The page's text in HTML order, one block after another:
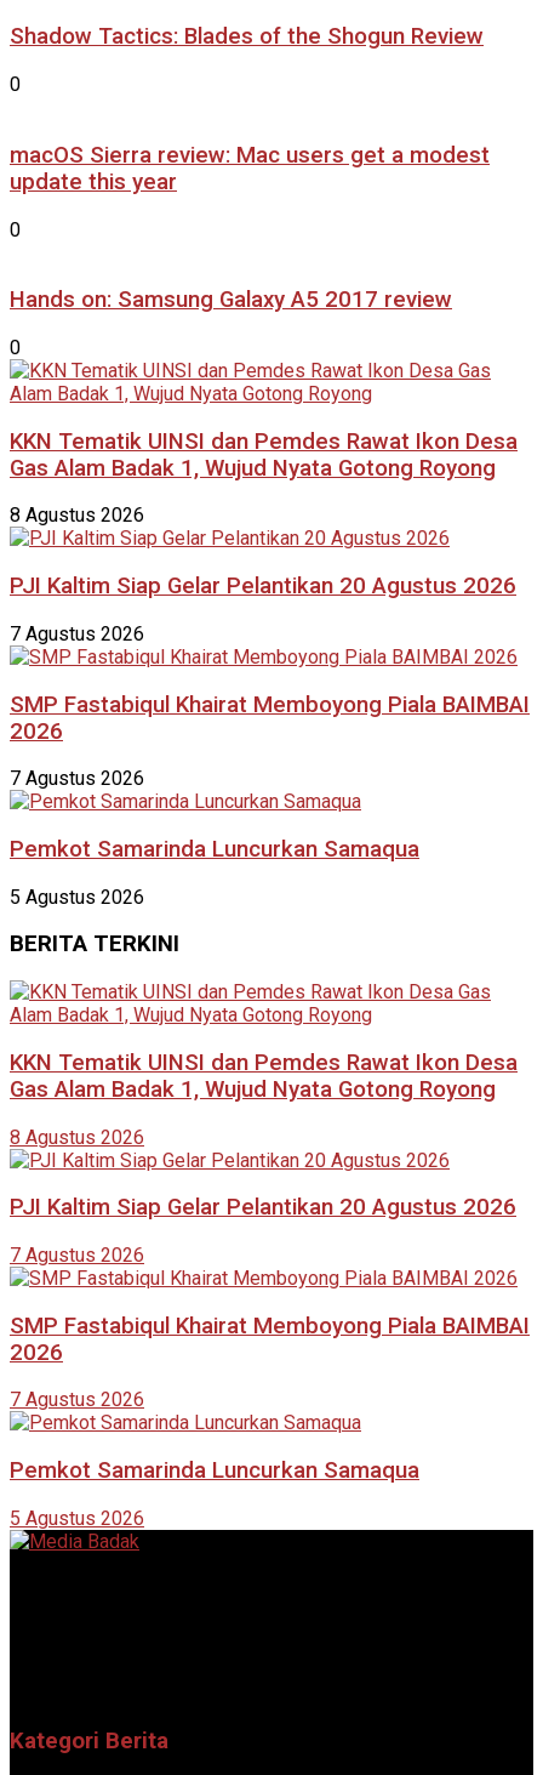
Shadow Tactics: Blades of the Shogun Review
0
macOS Sierra review: Mac users get a modest
update this year
0
Hands on: Samsung Galaxy A5 2017 review
0
KKN Tematik UINSI dan Pemdes Rawat Ikon Desa
Gas Alam Badak 1, Wujud Nyata Gotong Royong
8 Agustus 2026
PJI Kaltim Siap Gelar Pelantikan 20 Agustus 2026
7 Agustus 2026
SMP Fastabiqul Khairat Memboyong Piala BAIMBAI
2026
7 Agustus 2026
Pemkot Samarinda Luncurkan Samaqua
5 Agustus 2026
BERITA TERKINI
KKN Tematik UINSI dan Pemdes Rawat Ikon Desa
Gas Alam Badak 1, Wujud Nyata Gotong Royong
8 Agustus 2026
PJI Kaltim Siap Gelar Pelantikan 20 Agustus 2026
7 Agustus 2026
SMP Fastabiqul Khairat Memboyong Piala BAIMBAI
2026
7 Agustus 2026
Pemkot Samarinda Luncurkan Samaqua
5 Agustus 2026
Kategori Berita